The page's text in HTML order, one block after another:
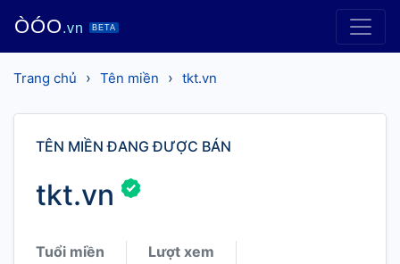
ÒÓO.vn BETA
Trang chủ › Tên miền › tkt.vn
TÊN MIỀN ĐANG ĐƯỢC BÁN
tkt.vn
Tuổi miền Lượt xem